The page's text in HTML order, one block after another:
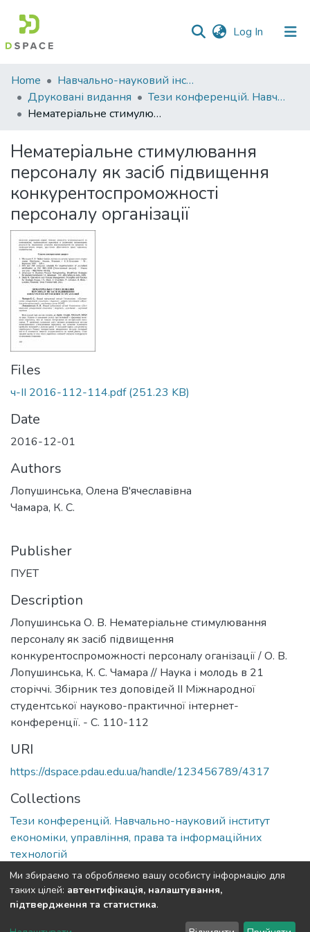
Log In (current)
Communities
&
Collections
Statistics
Home
Навчально-науковий інститут економіки, управління, права та інформаційних технологій
Друковані видання
Тези конференцій. Навчально-науковий інститут економіки, управління, права та інформаційних технологій
Нематеріальне стимулювання персоналу як засіб підвищення конкурентоспроможності персоналу організації
Нематеріальне стимулювання
персоналу як засіб підвищення
конкурентоспроможності
персоналу організації
Files
ч-ІІ 2016-112-114.pdf(251.23 KB)
Date
2016-12-01
Authors
Лопушинська, Олена В'ячеславівна
Чамара, К. С.
Publisher
ПУЕТ
Description
Лопушинська О. В. Нематеріальне стимулювання
персоналу як засіб підвищення
конкурентоспроможності персоналу оганізації / О. В.
Лопушинська, К. С. Чамара // Наука і молодь в 21
сторіччі. Збірник тез доповідей ІІ Міжнародної
студентської науково-практичної інтернет-
конференції. - С. 110-112
URI
https://dspace.pdau.edu.ua/handle/123456789/4317
Collections
Тези конференцій. Навчально-науковий інститут
економіки, управління, права та інформаційних
технологій
Full item page
DSpace software copyright © 2002-2026 LYRASIS
Ми збираємо та обробляємо вашу особисту інформацію для
таких цілей: автентифікація, налаштування,
підтвердження та статистика.